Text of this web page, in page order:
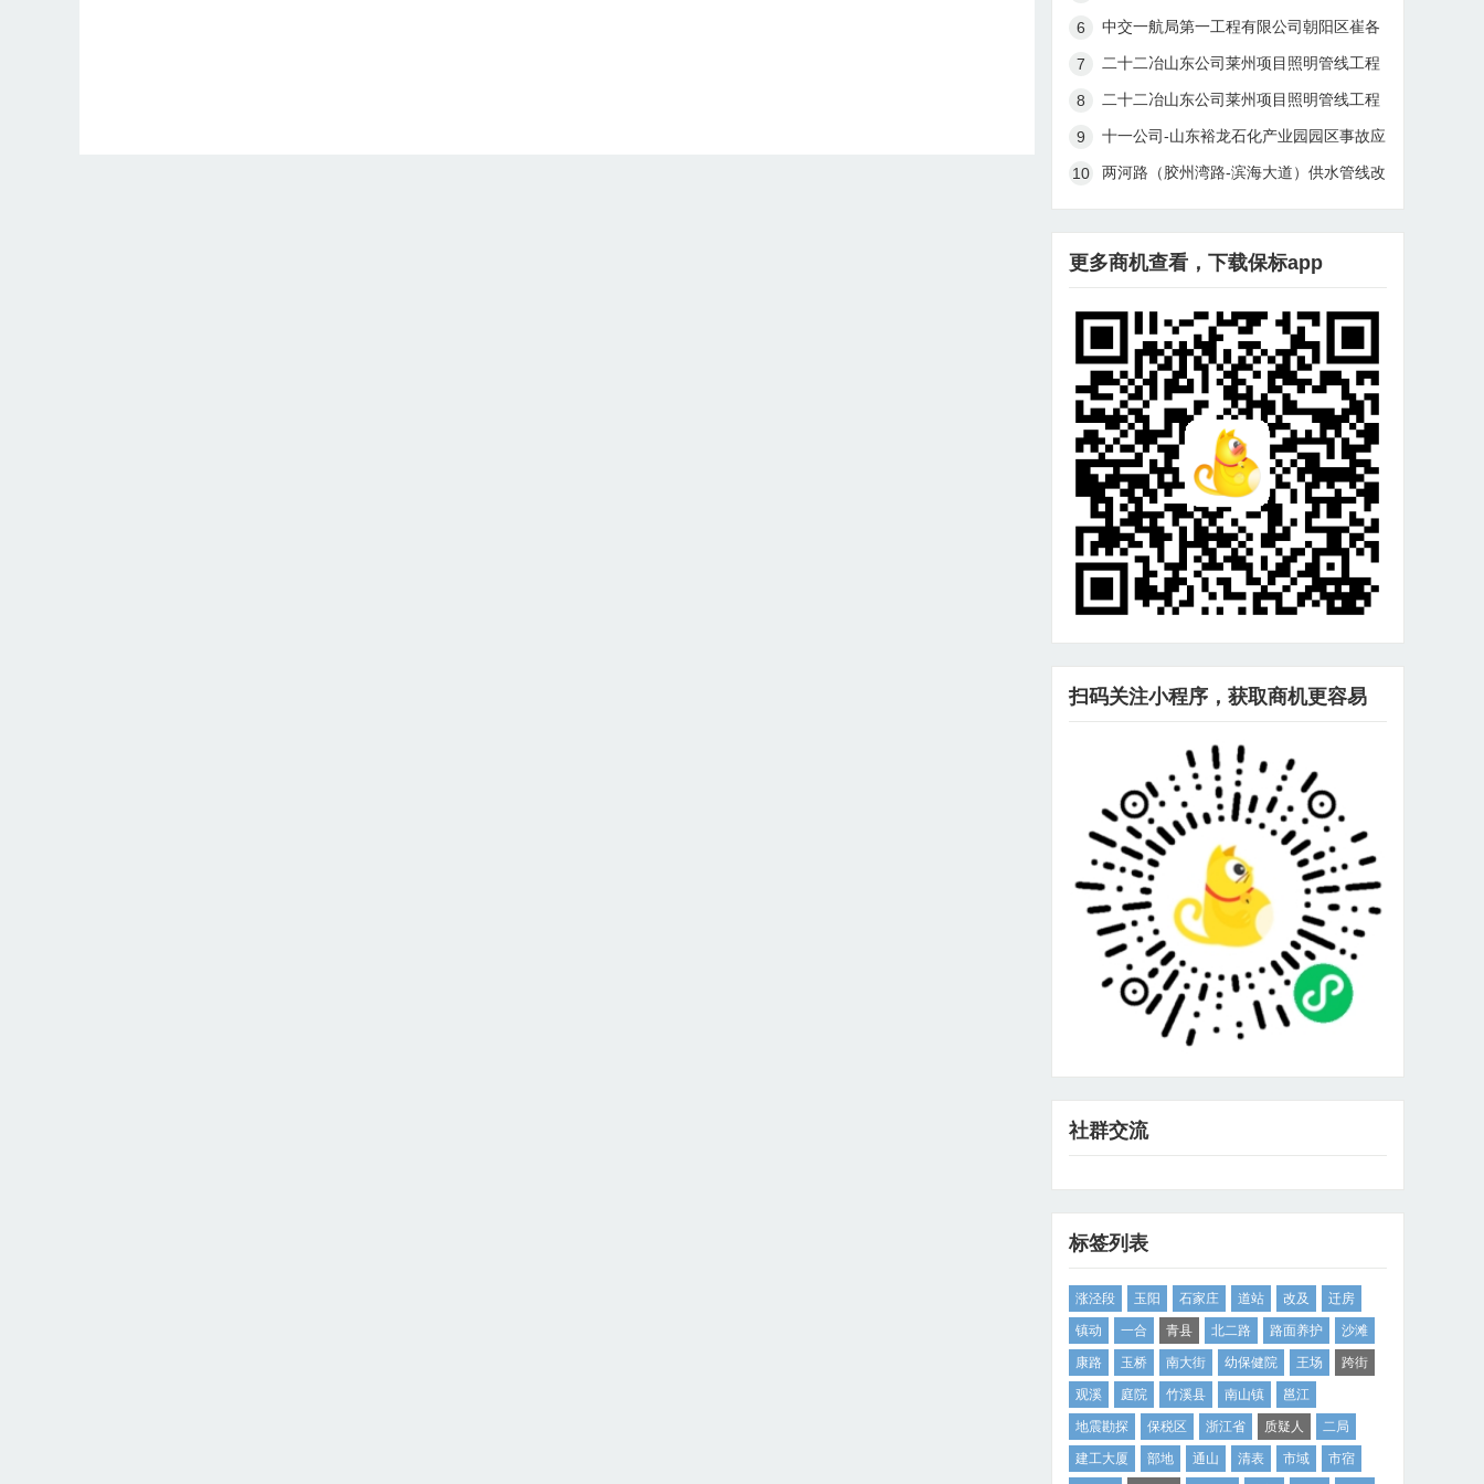
线珠江道站燃气管线迁改及连头工程
中交一航局第一工程有限公司朝阳区崔各
庄乡黑桥村、南皋村棚户区改造土地开发
程施工项目混凝土检查井采购招标公告
二十二冶山东公司莱州项目照明管线工程
（一标段）招标书第045号
二十二冶山东公司莱州项目照明管线工程
（二标段）招标书第046号
十一公司-山东裕龙石化产业园园区事故应
急设施(2#岛事故水池及事故水管线)工程
两河路（胶州湾路-滨海大道）供水管线改
更多商机查看，下载保标app
扫码关注小程序，获取商机更容易
社群交流
标签列表
涨泾段 玉阳 石家庄 道站 改及 迁房
镇动 一合 青县 北二路 路面养护 沙滩
康路 玉桥 南大街 幼保健院 王场 跨街
观溪 庭院 竹溪县 南山镇 邕江
地震勘探 保税区 浙江省 质疑人 二局
建工大厦 部地 通山 清表 市域 市宿